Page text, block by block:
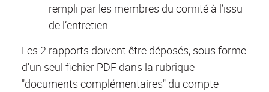
rempli par les membres du comité à l’issu
de l’entretien.
Les 2 rapports doivent être déposés, sous forme
d'un seul fichier PDF dans la rubrique
"documents complémentaires" du compte